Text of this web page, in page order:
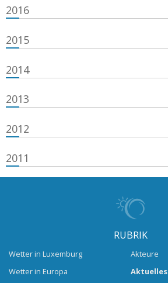
2016
2015
2014
2013
2012
2011
RUBRIK
Wetter in Luxemburg
Wetter in Europa
Akteure
Aktuelles